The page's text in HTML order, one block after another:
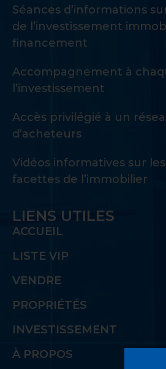
Séances d’informations
de l’investissement
financement
Accompagnement à
l’investissement
Accès privilégié à un
d’acheteurs
Vidéos informatives sur
facettes de l’immobilier
LIENS UTILES
ACCUEIL
LISTE VIP
VENDRE
PROPRIÉTÉS
INVESTISSEMENT
À PROPOS